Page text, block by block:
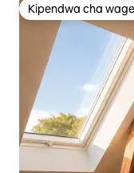
Kipendwa cha
Kipendwa cha